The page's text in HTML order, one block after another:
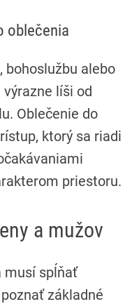
oblečenia
bohoslužbu alebo
líši od
Oblečenie do
ktorý sa riadi
priestoru.
a mužov
musí spĺňať
základné